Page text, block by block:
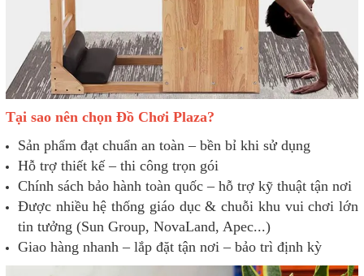
Tại sao nên chọn Đồ Chơi Plaza?
Sản phẩm đạt chuẩn an toàn – bền bỉ khi sử dụng
Hỗ trợ thiết kế – thi công trọn gói
Chính sách bảo hành toàn quốc – hỗ trợ kỹ thuật tận nơi
Được nhiều hệ thống giáo dục & chuỗi khu vui chơi lớn
tin tưởng (Sun Group, NovaLand, Apec...)
Giao hàng nhanh – lắp đặt tận nơi – bảo trì định kỳ